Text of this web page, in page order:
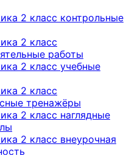
2 класс контрольные
2 класс
работы
2 класс учебные
2 класс
тренажёры
2 класс наглядные
2 класс внеурочная